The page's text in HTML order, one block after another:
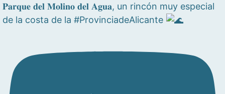
𝐏𝐚𝐫𝐪𝐮𝐞 𝐝𝐞𝐥 𝐌𝐨𝐥𝐢𝐧𝐨 𝐝𝐞𝐥 𝐀𝐠𝐮𝐚, un rincón muy especial
de la costa de la #ProvinciadeAlicante